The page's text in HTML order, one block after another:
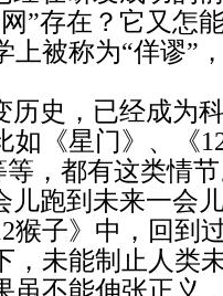
”存在？它又怎
上被称为“佯谬”
史，已经成为
如《星门》、《
等，都有这类情
儿跑到未来一会
猴子》中，回到
，未能制止人类